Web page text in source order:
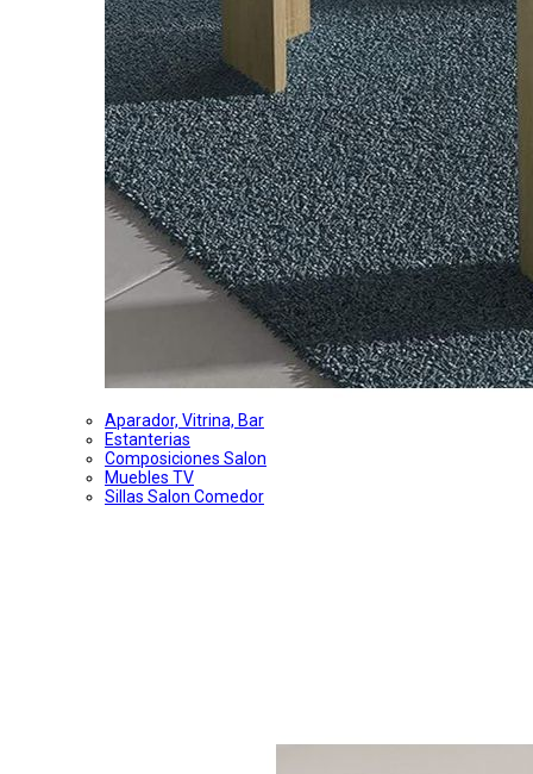
Aparador, Vitrina, Bar
Estanterias
Composiciones Salon
Muebles TV
Sillas Salon Comedor